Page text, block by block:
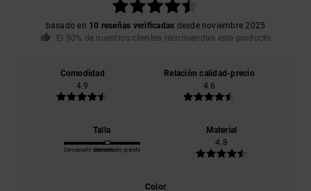
basado en 10 reseñas verificadas desde noviembre 2025
El 90% de nuestros clientes recomiendan este producto
Comodidad
4.9
Relación calidad-precio
4.6
Talla
Demasiado pequeñoDemasiado grande
Material
4.8
Color